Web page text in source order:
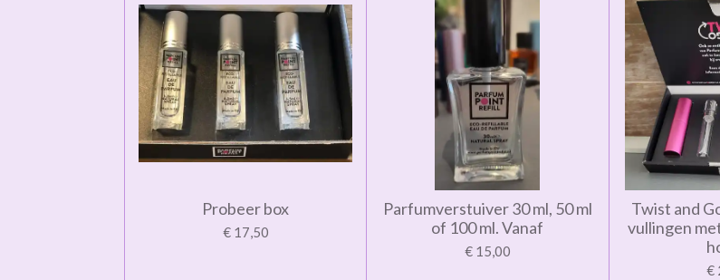
Probeer box
€ 17,50
Parfumverstuiver 30 ml, 50 ml
of 100 ml. Vanaf
€ 15,00
Twist and
vullingen
€